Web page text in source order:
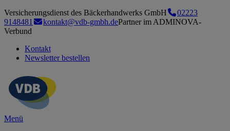
Versicherungsdienst des Bäckerhandwerks GmbH
02223
9148481
kontakt@vdb-gmbh.dePartner im ADMINOVA-
Verbund
Kontakt
Newsletter bestellen
Menü